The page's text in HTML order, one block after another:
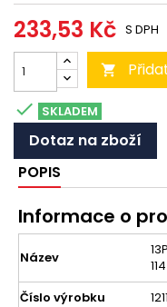
233,53 Kč S DPH

 SKLADEM
Dotaz na zboží
POPIS
Informace o
Název
Číslo výrobku